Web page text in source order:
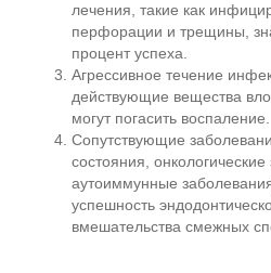
лечения, такие как
перфорации и трещины,
процент успеха.
Агрессивное течение
действующие вещества
могут погасить воспаление.
Сопутствующие
состояния,
аутоиммунные
успешность
вмешательства смежных